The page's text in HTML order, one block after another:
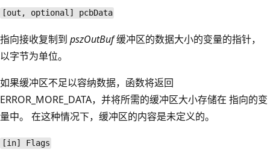
[out, optional] pcbData
指向接收复制到 pszOutBuf缓冲区的数据大小的变量的指针，
以字节为单位。
如果缓冲区不足以容纳数据，函数将返回
ERROR_MORE_DATA，并将所需的缓冲区大小存储在 指向的变
量中。 在这种情况下，缓冲区的内容是未定义的。
[in] Flags